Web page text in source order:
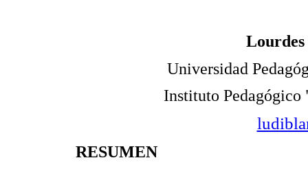
Universidad
Instituto
RESUMEN